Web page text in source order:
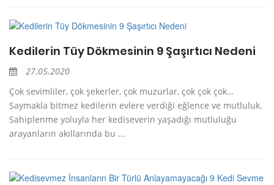
Kedilerin Tüy Dökmesinin 9 Şaşırtıcı Nedeni
27.05.2020
Çok sevimliler, çok şekerler, çok muzurlar, çok çok çok…
Saymakla bitmez kedilerin evlere verdiği eğlence ve mutluluk.
Sahiplenme yoluyla her kediseverin yaşadığı mutluluğu
arayanların akıllarında bu ...